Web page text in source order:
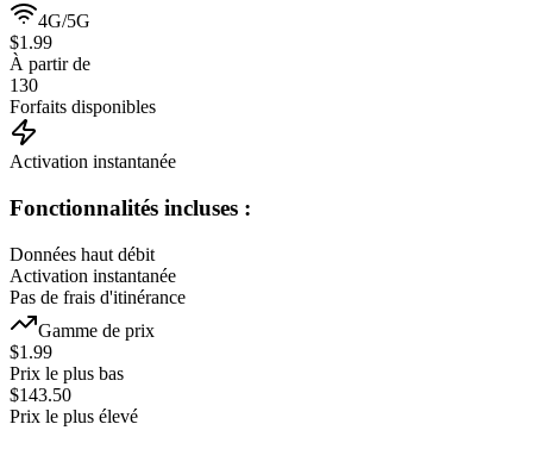
4G/5G
$1.99
À partir de
130
Forfaits disponibles
Activation instantanée
Fonctionnalités incluses :
Données haut débit
Activation instantanée
Pas de frais d'itinérance
Gamme de prix
$1.99
Prix le plus bas
$143.50
Prix le plus élevé